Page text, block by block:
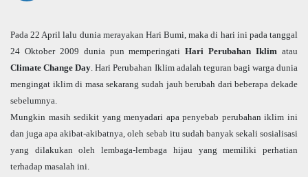
Pada 22 April lalu dunia merayakan Hari Bumi, maka di hari ini pada tanggal
24 Oktober 2009 dunia pun memperingatiHari Perubahan Iklim atau
Climate Change Day . Hari Perubahan Iklim adalah teguran bagi warga dunia
mengingat iklim di masa sekarang sudah jauh berubah dari beberapa dekade
sebelumnya.
Mungkin masih sedikit yang menyadari apa penyebab perubahan iklim ini
dan juga apa akibat-akibatnya, oleh sebab itu sudah banyak sekali sosialisasi
yang dilakukan oleh lembaga-lembaga hijau yang memiliki perhatian
terhadap masalah ini.